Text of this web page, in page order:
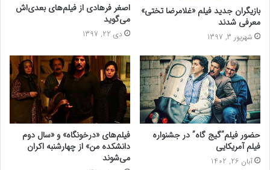
بازیگران جدید فیلم «غلامرضا تختی»
معرفی شدند
شهریور 3, 1397
اصغر فرهادی از فیلم‌های بعدی‌اش
می‌گوید
دی 22, 1397
حضور فیلم”گیج گاه” در جشنواره
فیلم آمریکایی
آبان 26, 1402
فیلم‌های «درخونگاه» و «سال دوم
دانشکده من» از چهارشنبه اکران
می‌شوند